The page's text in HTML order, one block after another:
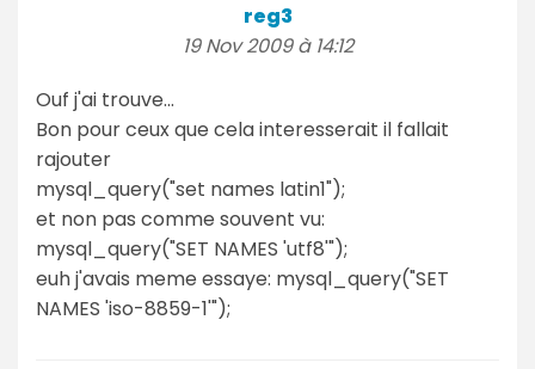
reg3
19 Nov 2009 à 14:12
Ouf j'ai trouve...
Bon pour ceux que cela interesserait il fallait
rajouter
mysql_query("set names latin1");
et non pas comme souvent vu:
mysql_query("SET NAMES 'utf8'");
euh j'avais meme essaye: mysql_query("SET
NAMES 'iso-8859-1'");